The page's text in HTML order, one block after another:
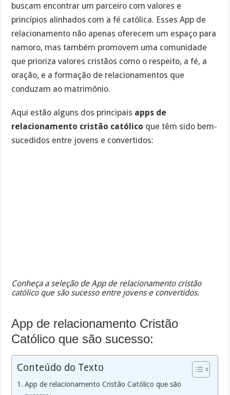
buscam encontrar um parceiro com valores e
princípios alinhados com a fé católica. Esses App de
relacionamento não apenas oferecem um espaço para
namoro, mas também promovem uma comunidade
que prioriza valores cristãos como o respeito, a fé, a
oração, e a formação de relacionamentos que
conduzam ao matrimônio.
Aqui estão alguns dos principais apps de
relacionamento cristão católico que têm sido bem-
sucedidos entre jovens e convertidos:
Conheça a seleção de App de relacionamento cristão
católico que são sucesso entre jovens e convertidos.
App de relacionamento Cristão
Católico que são sucesso:
Conteúdo do Texto
App de relacionamento Cristão Católico que são